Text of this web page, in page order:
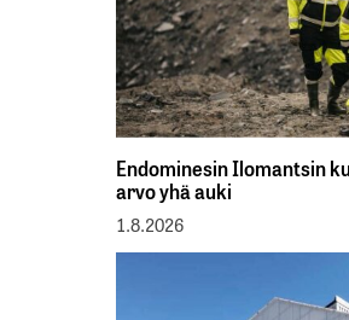
Endominesin Ilomantsin
arvo yhä auki
1.8.2026